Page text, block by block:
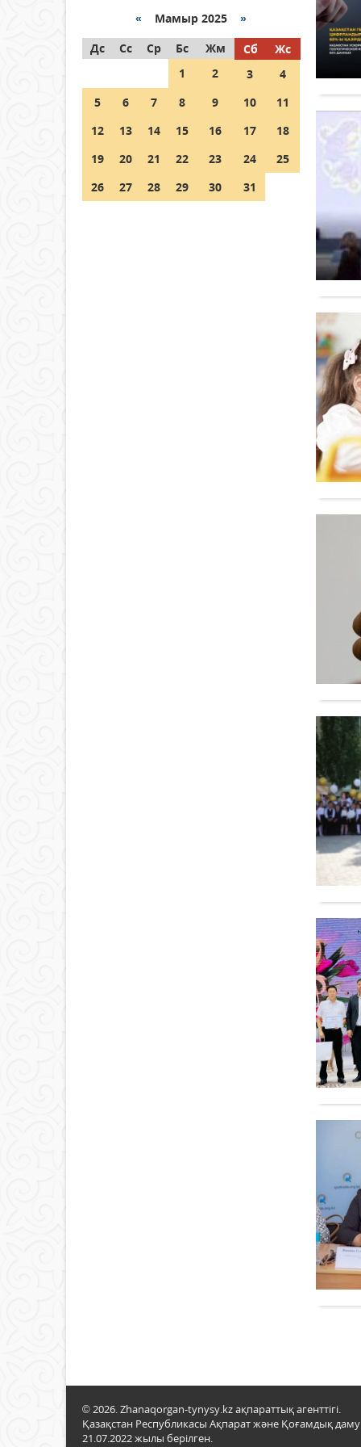
граждане Казахстана,
находящиеся за рубежом?
05 тамыз 2026 ж.
Шетелде жүрген Қазақстан
азаматтары қалай дауыс
бере алады?
« Мамыр 2025 »
Дс
Сс Ср Бс Жм Сб
Жс
1
2 3
4
5
6 7 8 9 10
11
12
13 14 15 16 17
18
19
20 21 22 23 24
25
26
27 28 29 30 31
© 2026. Zhanaqorgan-tynysy.kz ақпараттық агенттігі.
Қазақстан Республикасы Ақпарат және Қоғамдық даму
21.07.2022 жылы берілген.